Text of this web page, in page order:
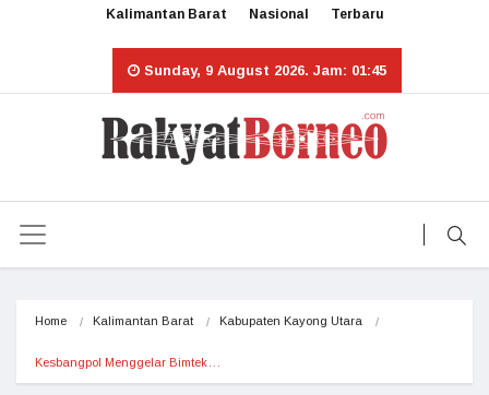
Kalimantan Barat Nasional Terbaru
Sunday, 9 August 2026. Jam: 01:45
Home Kalimantan Barat Kabupaten Kayong Utara
Kesbangpol Menggelar Bimtek…